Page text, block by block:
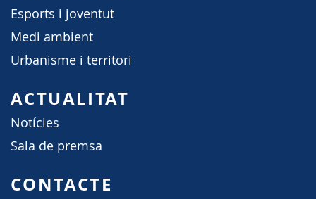
Esports i joventut
Medi ambient
Urbanisme i territori
ACTUALITAT
Notícies
Sala de premsa
CONTACTE